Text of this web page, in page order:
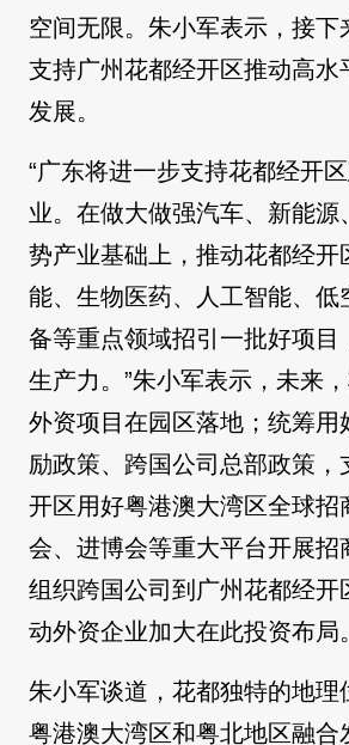
空间无限。朱小军表示，接下
支持广州花都经开区推动高水
发展。
“广东将进一步支持花都经开
业。在做大做强汽车、新能源
势产业基础上，推动花都经开
能、生物医药、人工智能、低
备等重点领域招引一批好项目
生产力。”朱小军表示，未来
外资项目在园区落地；统筹用
励政策、跨国公司总部政策，
开区用好粤港澳大湾区全球招
会、进博会等重大平台开展招
组织跨国公司到广州花都经开
动外资企业加大在此投资布局。
朱小军谈道，花都独特的地理
粤港澳大湾区和粤北地区融合